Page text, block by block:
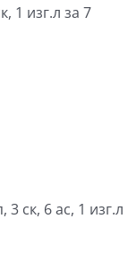
1 изг.л за 7
ск, 6 ас, 1 изг.л